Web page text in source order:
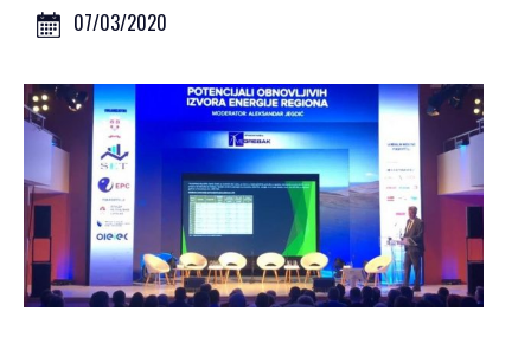
GALERIJA 2022
GALERIJA 2021
GALERIJA 2020
PROGRAM
OPŠTE
INFORMACIJE
KAKO SE
REGISTROVATI
07/03/2020